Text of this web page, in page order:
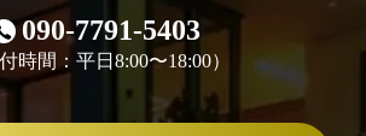
090-7791-5403
付時間：平日8:00〜18:00）